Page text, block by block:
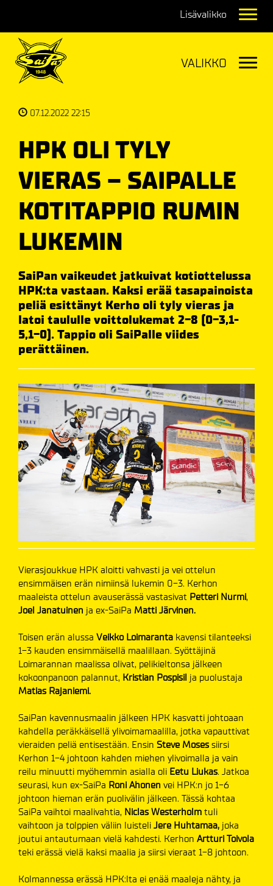
07.12.2022 22:15
HPK OLI TYLY
VIERAS – SAIPALLE
KOTITAPPIO RUMIN
LUKEMIN
SaiPan vaikeudet jatkuivat kotiottelussa
HPK:ta vastaan. Kaksi erää tasapainoista
peliä esittänyt Kerho oli tyly vieras ja
latoi taululle voittolukemat 2-8 (0-3,1-
5,1-0). Tappio oli SaiPalle viides
perättäinen.
Vierasjoukkue HPK aloitti vahvasti ja vei ottelun
ensimmäisen erän nimiinsä lukemin 0-3. Kerhon
maaleista ottelun avauserässä vastasivat Petteri Nurmi,
Joel Janatuinen ja ex-SaiPa Matti Järvinen.
Toisen erän alussa Veikko Loimaranta kavensi tilanteeksi
1-3 kauden ensimmäisellä maalillaan. Syöttäjinä
Loimarannan maalissa olivat, pelikieltonsa jälkeen
kokoonpanoon palannut, Kristian Pospisil ja puolustaja
Matias Rajaniemi.
SaiPan kavennusmaalin jälkeen HPK kasvatti johtoaan
kahdella peräkkäisellä ylivoimamaalilla, jotka vapauttivat
vieraiden peliä entisestään. Ensin Steve Moses siirsi
Kerhon 1-4 johtoon kahden miehen ylivoimalla ja vain
reilu minuutti myöhemmin asialla oli Eetu Liukas. Jatkoa
seurasi, kun ex-SaiPa Roni Ahonen vei HPK:n jo 1-6
johtoon hieman erän puolivälin jälkeen. Tässä kohtaa
SaiPa vaihtoi maalivahtia, Niclas Westerholm tuli
vaihtoon ja tolppien väliin luisteli Jere Huhtamaa, joka
joutui antautumaan vielä kahdesti. Kerhon Artturi Toivola
teki erässä vielä kaksi maalia ja siirsi vieraat 1-8 johtoon.
Kolmannessa erässä HPK:lta ei enää maaleja nähty, ja